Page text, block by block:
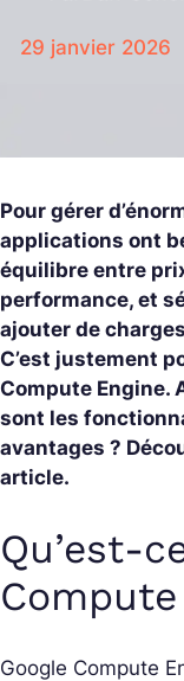
29 janvier 2026
Pour gérer
applications ont
équilibre entre
performance, et
ajouter de
C’est justement
Compute Engine.
sont les
avantages ?
article.
Qu’est-
Google Compute